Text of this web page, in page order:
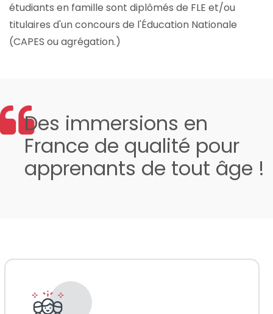
étudiants en famille sont diplômés de FLE et/ou
titulaires d'un concours de l'Éducation Nationale
(CAPES ou agrégation.)
Des immersions en
France de qualité pour
apprenants de tout âge !